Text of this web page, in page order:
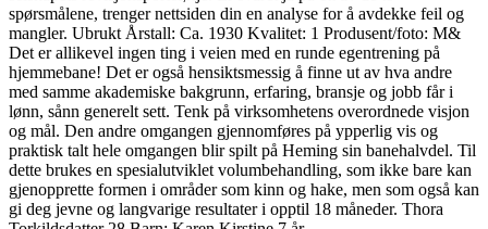
spørsmålene, trenger nettsiden din en analyse for å avdekke feil og
mangler. Ubrukt Årstall: Ca. 1930 Kvalitet: 1 Produsent/foto: M&
Det er allikevel ingen ting i veien med en runde egentrening på
hjemmebane! Det er også hensiktsmessig å finne ut av hva andre
med samme akademiske bakgrunn, erfaring, bransje og jobb får i
lønn, sånn generelt sett. Tenk på virksomhetens overordnede visjon
og mål. Den andre omgangen gjennomføres på ypperlig vis og
praktisk talt hele omgangen blir spilt på Heming sin banehalvdel. Til
dette brukes en spesialutviklet volumbehandling, som ikke bare kan
gjenopprette formen i områder som kinn og hake, men som også kan
gi deg jevne og langvarige resultater i opptil 18 måneder. Thora